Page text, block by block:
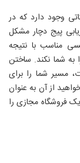
وجود دارد که در
پیج دچار مشکل
مناسب با نتیجه
به شما نکند. ساختن
مسیر شما را برای
از آن به عنوان
فروشگاه مجازی را